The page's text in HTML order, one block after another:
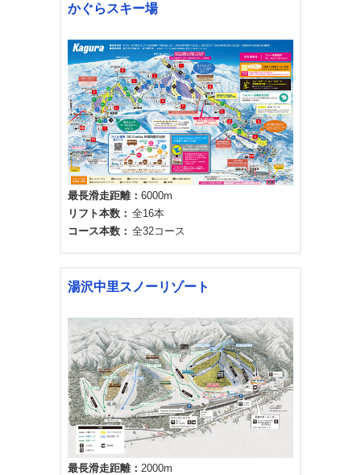
かぐらスキー場
最長滑走距離
6000m
リフト本数
全16本
コース本数
全32コース
湯沢中里スノーリゾート
最長滑走距離
2000m